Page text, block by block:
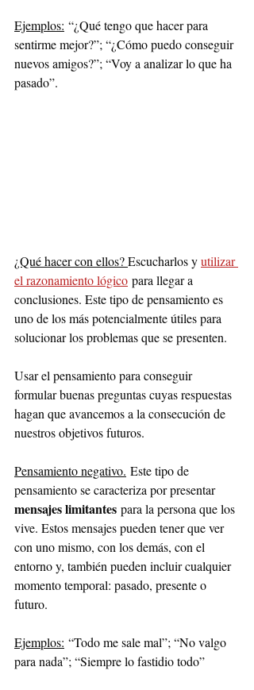
Ejemplos: “¿Qué tengo que hacer para
sentirme mejor?”; “¿Cómo puedo conseguir
nuevos amigos?”; “Voy a analizar lo que ha
pasado”.
¿Qué hacer con ellos? Escucharlos y utilizar
el razonamiento lógico para llegar a
conclusiones. Este tipo de pensamiento es
uno de los más potencialmente útiles para
solucionar los problemas que se presenten.
Usar el pensamiento para conseguir
formular buenas preguntas cuyas respuestas
hagan que avancemos a la consecución de
nuestros objetivos futuros.
Pensamiento negativo. Este tipo de
pensamiento se caracteriza por presentar
mensajes limitantes para la persona que los
vive. Estos mensajes pueden tener que ver
con uno mismo, con los demás, con el
entorno y, también pueden incluir cualquier
momento temporal: pasado, presente o
futuro.
Ejemplos: “Todo me sale mal”; “No valgo
para nada”; “Siempre lo fastidio todo”